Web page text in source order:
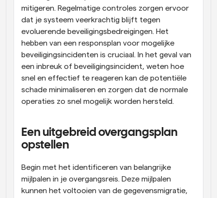
mitigeren. Regelmatige controles zorgen ervoor
dat je systeem veerkrachtig blijft tegen
evoluerende beveiligingsbedreigingen. Het
hebben van een responsplan voor mogelijke
beveiligingsincidenten is cruciaal. In het geval van
een inbreuk of beveiligingsincident, weten hoe
snel en effectief te reageren kan de potentiële
schade minimaliseren en zorgen dat de normale
operaties zo snel mogelijk worden hersteld.
Een uitgebreid overgangsplan
opstellen
Begin met het identificeren van belangrijke
mijlpalen in je overgangsreis. Deze mijlpalen
kunnen het voltooien van de gegevensmigratie,